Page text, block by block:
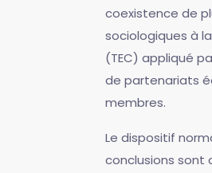
coexistence de
sociologiques à
(TEC) appliqué
de partenariats
membres.
Le dispositif
conclusions sont